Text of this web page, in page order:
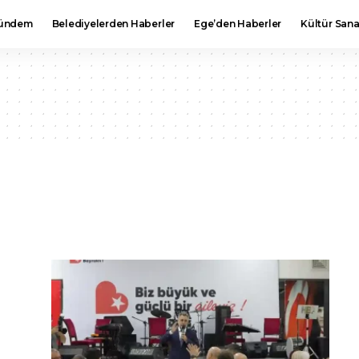
Belediyelerden Haberler Ege’den Haberler Kültür